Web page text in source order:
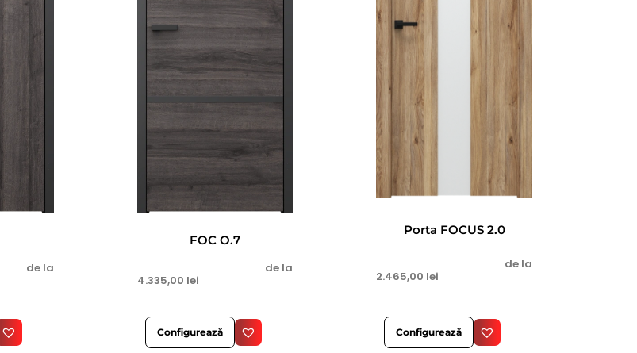
de la
FOC O.7
de la
4.335,00 lei
Configurează
Porta FOCUS 2.0
de la
2.465,00 lei
Configurează